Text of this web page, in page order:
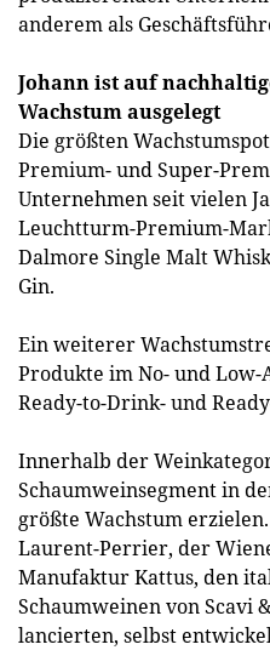
anderem als
Johann ist auf
Wachstum ausgelegt
Die größten
Premium- und Super-
Unternehmen seit vielen
Leuchtturm-Premium-
Dalmore Single Malt
Gin.
Ein weiterer
Produkte im No- und Low-
Ready-to-Drink- und
Innerhalb der
Schaumweinsegment in
größte Wachstum
Laurent-Perrier, der
Manufaktur Kattus, den
Schaumweinen von Scavi
lancierten, selbst